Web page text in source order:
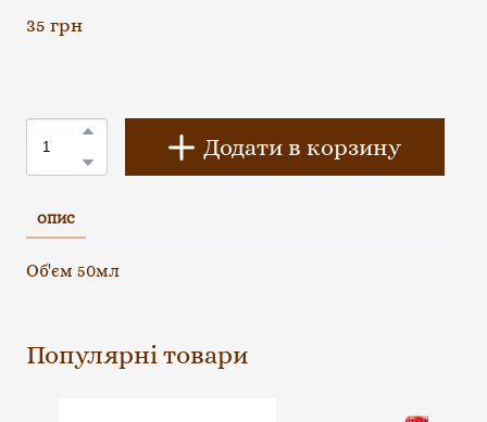
35 грн
Додати в корзину
ОПИС
Об'єм 50мл
Популярні товари